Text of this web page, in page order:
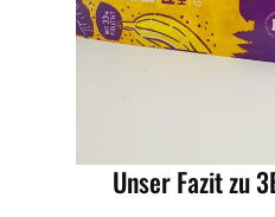
Unser Fazit zu